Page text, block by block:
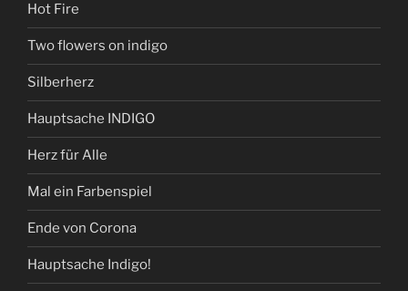
Hot Fire
Two flowers on indigo
Silberherz
Hauptsache INDIGO
Herz für Alle
Mal ein Farbenspiel
Ende von Corona
Hauptsache Indigo!